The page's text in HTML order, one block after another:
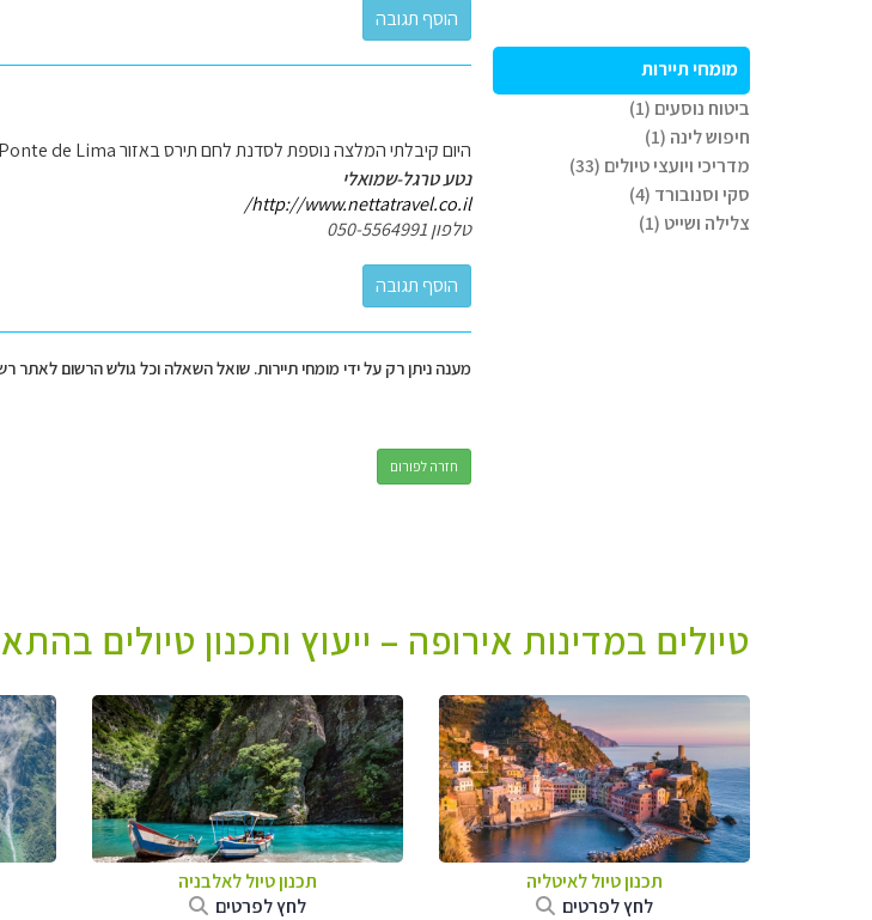
מומחי תיירות
ביטוח נוסעים (1)
חיפוש לינה (1)
מדריכי ויועצי טיולים (33)
סקי וסנובורד (4)
צלילה ושייט (1)
היום קיבלתי המלצה נוספת לסדנת לחם תירס באזור Ponte de Lima , צפונית לפורטו !
נטע טרגל-שמואלי
http://www.nettatravel.co.il/
טלפון 050-5564991
מענה ניתן רק על ידי מומחי תיירות. שואל השאלה וכל גולש הרשום לאתר
חזרה לפורום
טיולים במדינות אירופה – ייעוץ ותכנון טיולים
תכנון טיול לאיטליה
לחץ לפרטים
תכנון טיול לאלבניה
לחץ לפרטים